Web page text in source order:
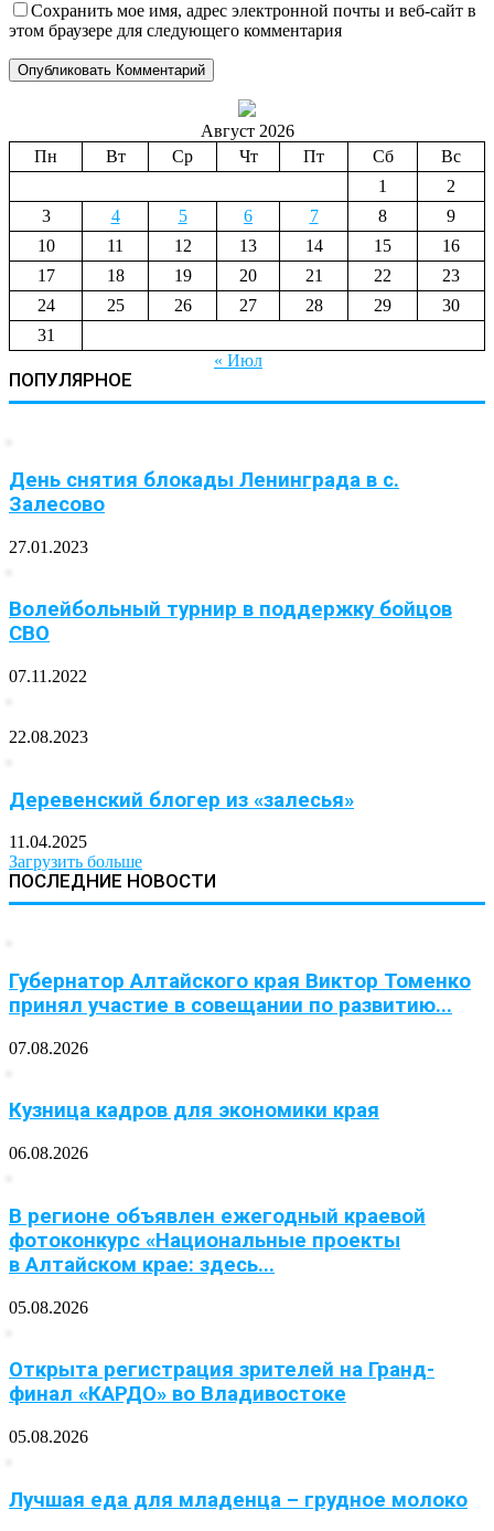
Сохранить мое имя, адрес электронной почты и веб-сайт в
этом браузере для следующего комментария
Август 2026
Пн
Вт Ср Чт Пт Сб
Вс
1
2
3
4 5 6 7 8
9
10
11 12 13 14 15
16
17
18 19 20 21 22
23
24
25 26 27 28 29
30
31
« Июл
ПОПУЛЯРНОЕ
День снятия блокады Ленинграда в с.
Залесово
27.01.2023
Волейбольный турнир в поддержку бойцов
СВО
07.11.2022
22.08.2023
Деревенский блогер из «залесья»
11.04.2025
Загрузить больше
ПОСЛЕДНИЕ НОВОСТИ
Губернатор Алтайского края Виктор Томенко
принял участие в совещании по развитию...
07.08.2026
Кузница кадров для экономики края
06.08.2026
В регионе объявлен ежегодный краевой
фотоконкурс «Национальные проекты
в Алтайском крае: здесь...
05.08.2026
Открыта регистрация зрителей на Гранд-
финал «КАРДО» во Владивостоке
05.08.2026
Лучшая еда для младенца – грудное молоко